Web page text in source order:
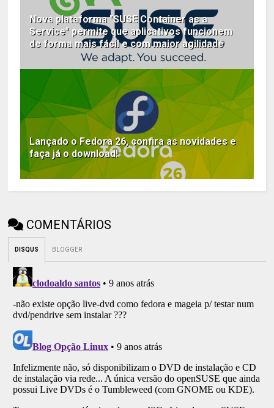
Nova plataforma "SUSE Container as a
Service" permite que aplicativos funcionem
de forma mais fácil e com maior agilidade
Lançado o Fedora 26, confira as novidades e
faça já o download!
COMENTÁRIOS
DISQUS BLOGGER